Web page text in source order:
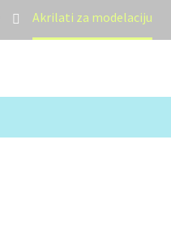
Akrilati za modelaciju